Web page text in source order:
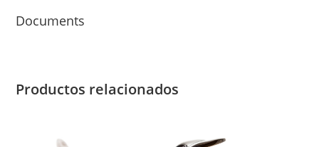
cantidad
Documents
Productos relacionados